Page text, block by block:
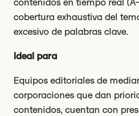
cobertura exhaustiva del
excesivo de palabras clave.
Ideal para
Equipos editoriales de
corporaciones que dan
contenidos, cuentan con